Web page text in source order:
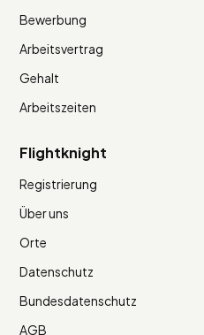
Bewerbung
Arbeitsvertrag
Gehalt
Arbeitszeiten
Flightknight
Registrierung
Über uns
Orte
Datenschutz
Bundesdatenschutz
AGB